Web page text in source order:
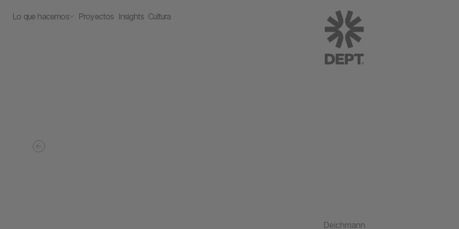
Lo que hacemos Proyectos Insights Cultura
Deichmann